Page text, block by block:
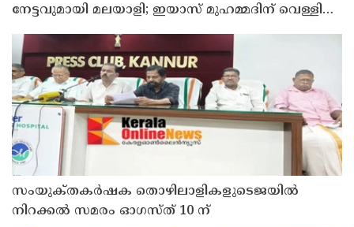
നേട്ടവുമായി മലയാളി; ഇയാസ് മുഹമ്മദിന് വെള്ളി
മെഡൽ
സംയുക്‌തകർഷക തൊഴിലാളികളുടെജയിൽ
നിറക്കൽ സമരം ഓഗസ്ത് 10 ന്